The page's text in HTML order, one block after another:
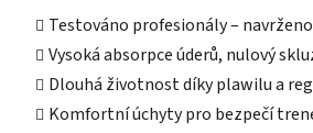
Testováno profesionály –
Vysoká absorpce úderů, nulový
Dlouhá životnost díky plawilu a
Komfortní úchyty pro bezpečí